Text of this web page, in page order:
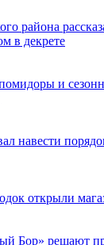
района
в декрете
и
навести
открыли
Бор» решают